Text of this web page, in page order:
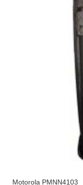
Motorola PMNN4103